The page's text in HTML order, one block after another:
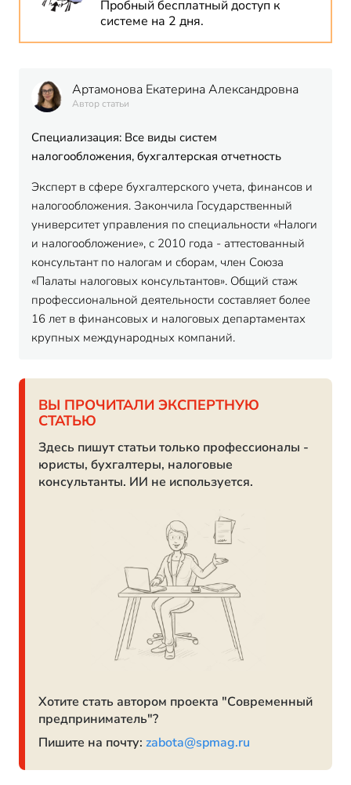
Пробный бесплатный доступ к
системе на 2 дня.
Артамонова Екатерина Александровна
Автор статьи
Специализация: Все виды систем
налогообложения, бухгалтерская отчетность
Эксперт в сфере бухгалтерского учета, финансов и
налогообложения. Закончила Государственный
университет управления по специальности «Налоги
и налогообложение», с 2010 года - аттестованный
консультант по налогам и сборам, член Союза
«Палаты налоговых консультантов». Общий стаж
профессиональной деятельности составляет более
16 лет в финансовых и налоговых департаментах
крупных международных компаний.
ВЫ ПРОЧИТАЛИ ЭКСПЕРТНУЮ
СТАТЬЮ
Здесь пишут статьи только профессионалы -
юристы, бухгалтеры, налоговые
консультанты. ИИ не используется.
Хотите стать автором проекта "Современный
предприниматель"?
Пишите на почту: zabota@spmag.ru